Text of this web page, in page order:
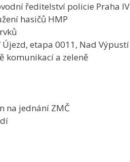
ředitelství policie Praha IV
hasičů HMP
etapa 0011, Nad Výpustí
komunikací a zeleně
na jednání ZMČ